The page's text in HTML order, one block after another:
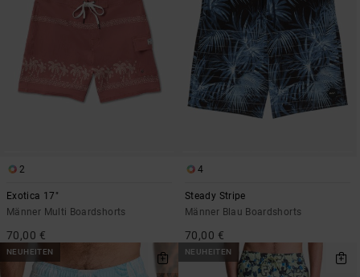
2
Exotica 17"
Männer Multi Boardshorts
70,00 €
4
Steady Stripe
Männer Blau Boardshorts
70,00 €
NEUHEITEN NEUHEITEN